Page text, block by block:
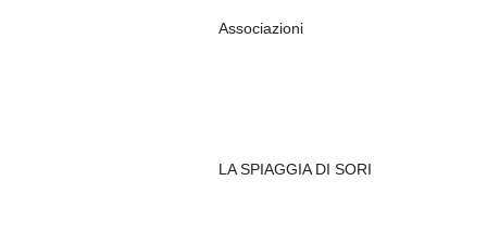
Associazioni
LA SPIAGGIA DI SORI